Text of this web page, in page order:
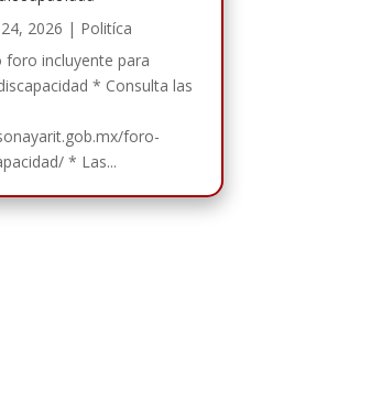
24, 2026 | Politíca
foro incluyente para
* Consulta las
foro-
* Las...